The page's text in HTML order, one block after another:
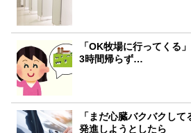
「OK牧場に行ってくる
3時間帰らず…
「まだ心臓バクバクし
発進しようとしたら